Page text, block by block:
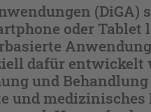
(DiGA)
oder
dafür entwickelt
und
und medizinisches